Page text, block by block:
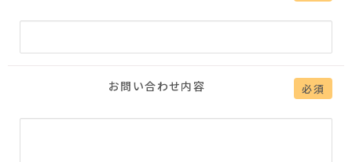
お問い合わせ内容 必須